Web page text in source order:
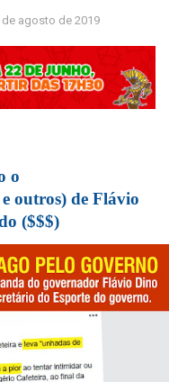
de agosto de 2019
o
outros) de Flávio
($$$)